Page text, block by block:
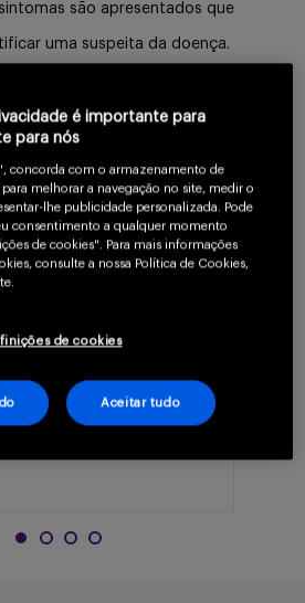
são apresentados que
uma suspeita da doença.
do baço 90%
é importante para
para nós
concorda com o armazenamento de
melhorar a navegação no site, medir o
lhe publicidade personalizada. Pode
consentimento a qualquer momento
de cookies". Para mais informações
consulte a nossa Política de Cookies,
de cookies
Aceitar tudo